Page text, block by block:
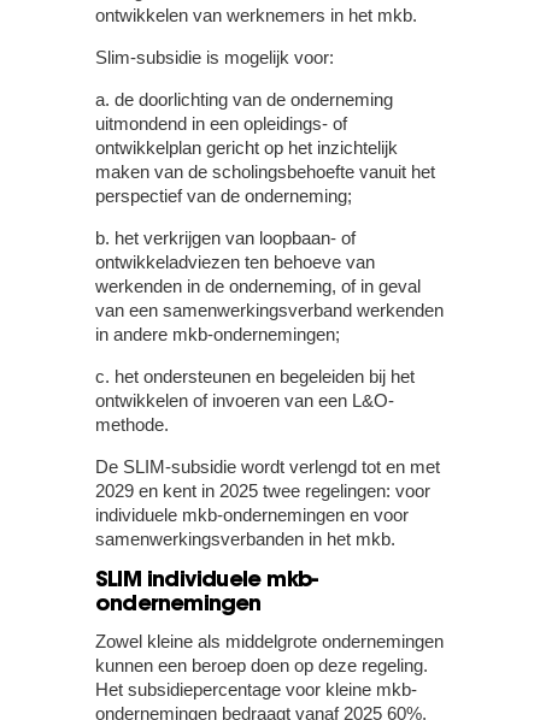
ontwikkelen van werknemers in het mkb.
Slim-subsidie is mogelijk voor:
a. de doorlichting van de onderneming
uitmondend in een opleidings- of
ontwikkelplan gericht op het inzichtelijk
maken van de scholingsbehoefte vanuit het
perspectief van de onderneming;
b. het verkrijgen van loopbaan- of
ontwikkeladviezen ten behoeve van
werkenden in de onderneming, of in geval
van een samenwerkingsverband werkenden
in andere mkb-ondernemingen;
c. het ondersteunen en begeleiden bij het
ontwikkelen of invoeren van een L&O-
methode.
De SLIM-subsidie wordt verlengd tot en met
2029 en kent in 2025 twee regelingen: voor
individuele mkb-ondernemingen en voor
samenwerkingsverbanden in het mkb.
SLIM individuele mkb-
ondernemingen
Zowel kleine als middelgrote ondernemingen
kunnen een beroep doen op deze regeling.
Het subsidiepercentage voor kleine mkb-
ondernemingen bedraagt vanaf 2025 60%,